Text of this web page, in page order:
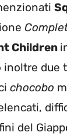
Children
inoltre due
chocobo
del